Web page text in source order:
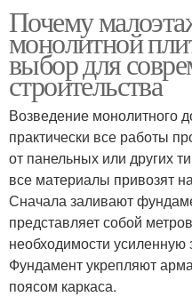
Почему
монолитной
выбор для
строительства
Возведение монолитного
практически все работы
от панельных или других
все материалы привозят
Сначала заливают
представляет собой
необходимости
Фундамент укрепляют
поясом каркаса.